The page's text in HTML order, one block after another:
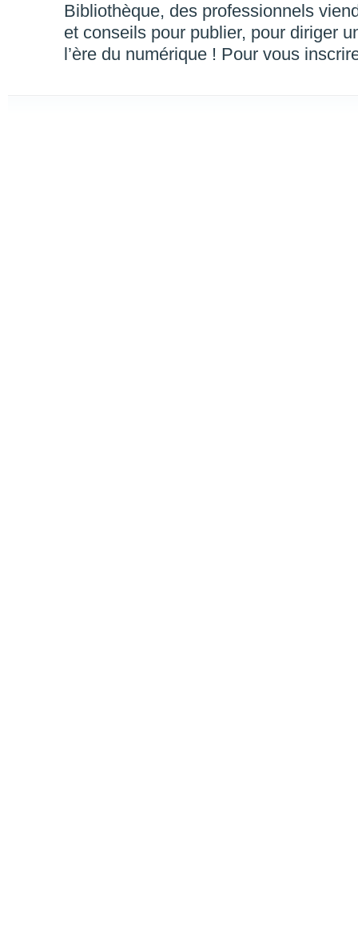
Bibliothèque, des professionnels
et conseils pour publier, pour diriger
l’ère du numérique ! Pour vous